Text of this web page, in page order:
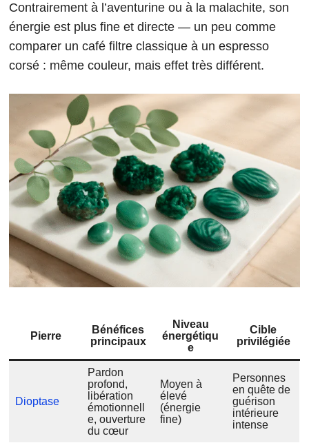
Contrairement à l’aventurine ou à la malachite, son
énergie est plus fine et directe — un peu comme
comparer un café filtre classique à un espresso
corsé : même couleur, mais effet très différent.
Pierre
Bénéfices
principaux
Niveau
énergétiqu
e
Cible
privilégiée
Dioptase
Pardon
profond,
libération
émotionnell
e, ouverture
du cœur
Moyen à
élevé
(énergie
fine)
Personnes
en quête de
guérison
intérieure
intense